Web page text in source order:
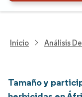
Inicio Análisis
Tamaño y